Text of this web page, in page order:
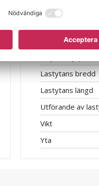
Hjuldiameter
Hjulmaterial
Lastytans bredd
Lastytans längd
Utförande av
Vikt
Yta